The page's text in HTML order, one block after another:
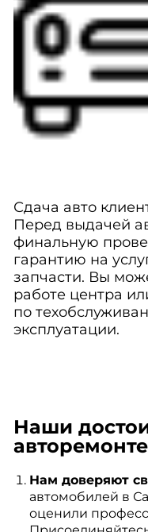
Сдача авто
Перед выдачей
финальную
гарантию на
запчасти. Вы
работе центра
по
эксплуатации.
Наши
авторемонте
Нам доверяют
автомобилей в
оценили